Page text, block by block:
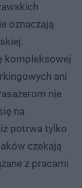
oznaczają
kompleksowej
ani
nie
na
potrwa tylko
czekają
z pracami